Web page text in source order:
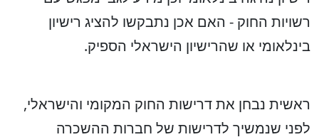
רשויות החוק - האם אכן נתבקשו להציג רישיון
בינלאומי או שהרישיון הישראלי הספיק.
ראשית נבחן את דרישות החוק המקומי והישראלי,
לפני שנמשיך לדרישות של חברות ההשכרה